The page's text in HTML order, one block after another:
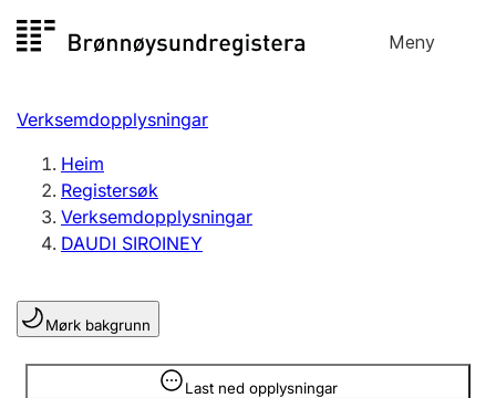
til
Meny
Registersøk
Aksjeselskap
Enkeltpersonføretak
Registrere, endre, slette
Lag og foreining
Registrere, endre, slette
Verksemdopplysningar
Heim
Registersøk
Verksemdopplysningar
DAUDI SIROINEY
Mørk bakgrunn
Last ned opplysningar
Opplysninger er skjult